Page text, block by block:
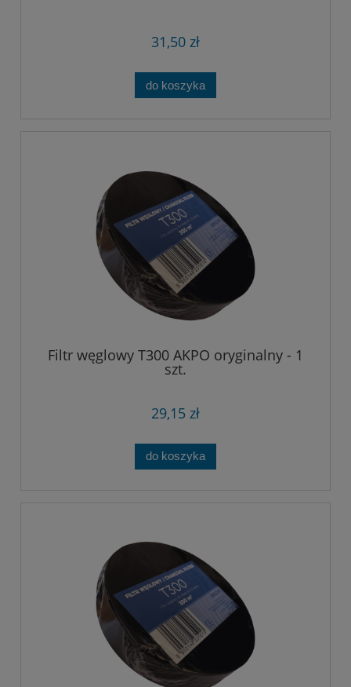
31,50 zł
do koszyka
Filtr węglowy T300 AKPO oryginalny - 1
szt.
29,15 zł
do koszyka